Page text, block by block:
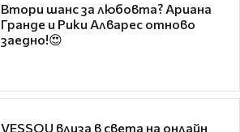
Втори шанс за любовта? Ариана
Гранде и Рики Алварес отново
заедно!😍
VESSOU влиза в света на онлайн